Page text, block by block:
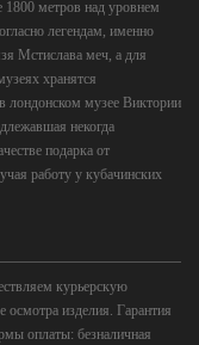
1800 метров над уровнем
легендам, именно
Мстислава меч, а для
хранятся
лондонском музее Виктории
некогда
подарка от
работу у кубачинских
курьерскую
осмотра изделия. Гарантия
оплаты: безналичная